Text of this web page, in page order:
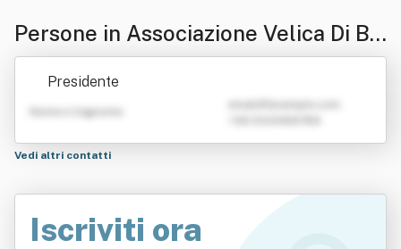
Persone in Associazione Velica Di Br
acciano Sportiva Dilettantistica
Presidente
Nome e Cognome
Vedi altri contatti
Iscriviti ora